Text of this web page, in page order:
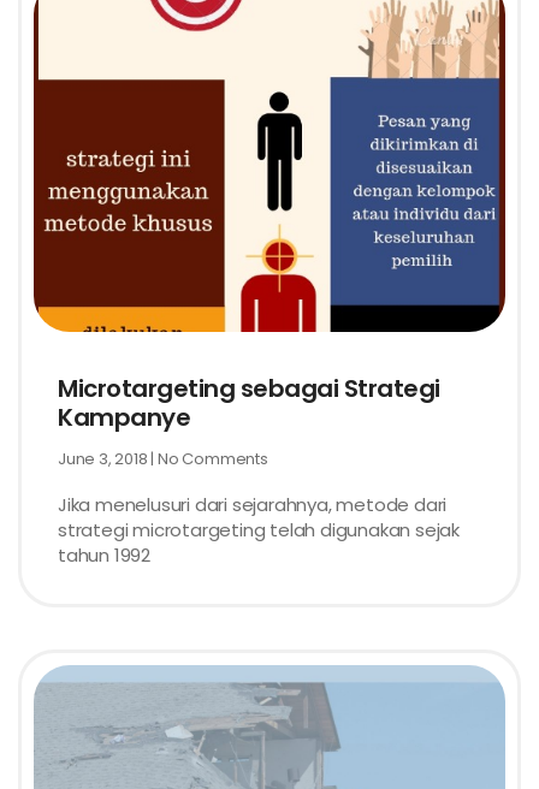
Microtargeting sebagai Strategi
Kampanye
June 3, 2018 No Comments
Jika menelusuri dari sejarahnya, metode dari
strategi microtargeting telah digunakan sejak
tahun 1992